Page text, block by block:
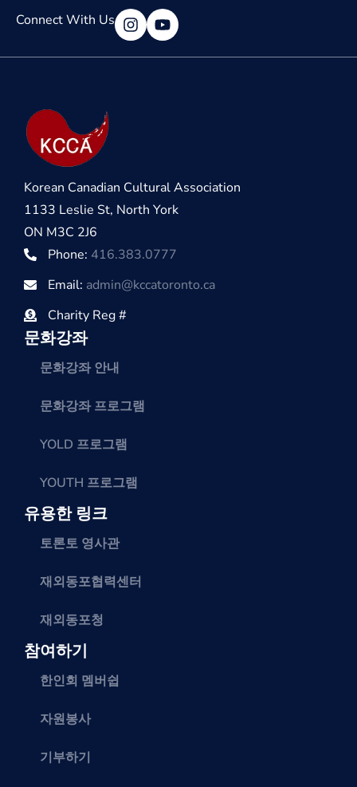
Connect With Us
Korean Canadian Cultural Association
1133 Leslie St, North York
ON M3C 2J6
Phone: 416.383.0777
Email: admin@kccatoronto.ca
Charity Reg #
문화강좌
문화강좌 안내
문화강좌 프로그램
YOLD 프로그램
YOUTH 프로그램
유용한 링크
토론토 영사관
재외동포협력센터
재외동포청
참여하기
한인회 멤버쉽
자원봉사
기부하기